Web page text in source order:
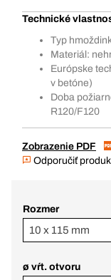
Technické
Typ
Materiál:
Európske
v betóne)
Doba
R120/F120
Zobrazenie PDF
Odporučiť
Rozmer
10 x 115 mm
ø vŕt. otvoru